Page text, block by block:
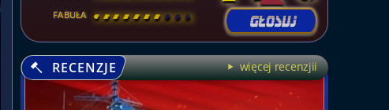
FABUŁA [ \ \ \ \ \ \ \ \ ]
RECENZJE więcej recenzjii